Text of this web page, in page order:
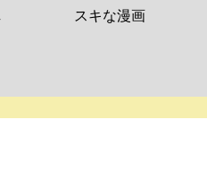
スキな漫画